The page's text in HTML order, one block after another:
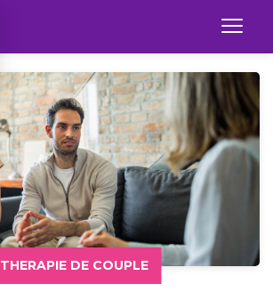
THERAPIE DE COUPLE